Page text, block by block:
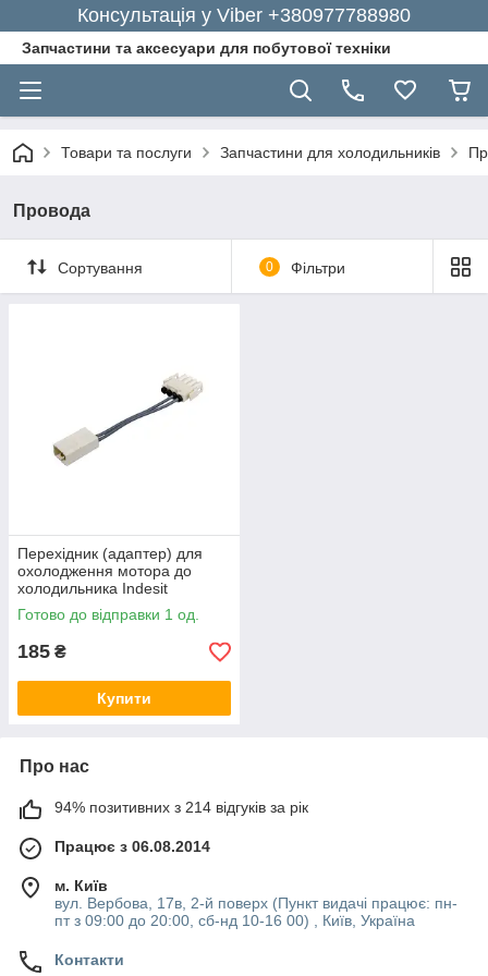
Консультація у Viber +380977788980
Запчастини та аксесуари для побутової техніки
Товари та послуги Запчастини для холодильників
Провода
Сортування 0 Фільтри
Перехідник (адаптер) для
охолодження мотора до
холодильника Indesit
C00268767
Готово до відправки 1 од.
185 ₴
Купити
Про нас
94% позитивних з 214 відгуків за рік
Працює з 06.08.2014
м. Київ
вул. Вербова, 17в, 2-й поверх (Пункт видачі працює: пн-
пт з 09:00 до 20:00, сб-нд 10-16 00) , Київ, Україна
Контакти